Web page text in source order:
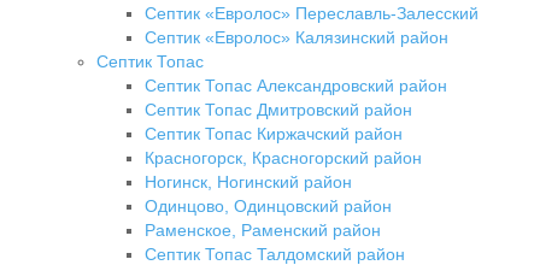
Септик «Евролос» Переславль-Залесский
Септик «Евролос» Калязинский район
Септик Топас
Септик Топас Александровский район
Септик Топас Дмитровский район
Септик Топас Киржачский район
Красногорск, Красногорский район
Ногинск, Ногинский район
Одинцово, Одинцовский район
Раменское, Раменский район
Септик Топас Талдомский район